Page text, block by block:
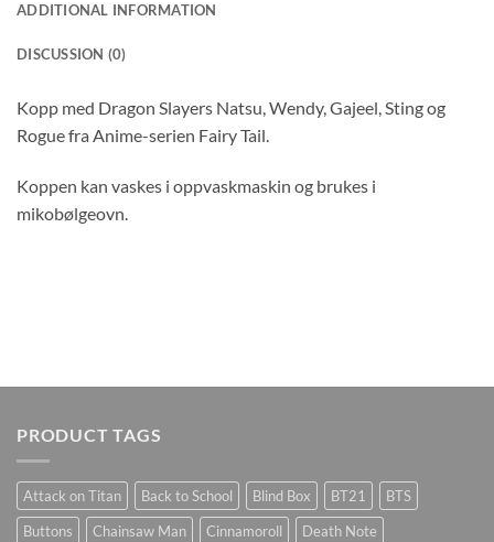
ADDITIONAL INFORMATION
DISCUSSION (0)
Kopp med Dragon Slayers Natsu, Wendy, Gajeel, Sting og
Rogue fra Anime-serien Fairy Tail.
Koppen kan vaskes i oppvaskmaskin og brukes i
mikobølgeovn.
PRODUCT TAGS
Attack on Titan Back to School Blind Box BT21
BTS
Buttons
Chainsaw Man Cinnamoroll
Death Note